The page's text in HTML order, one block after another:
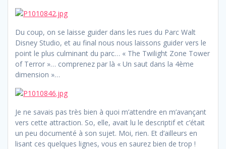
Du coup, on se laisse guider dans les rues du Parc Walt
Disney Studio, et au final nous nous laissons guider vers le
point le plus culminant du parc… « The Twilight Zone Tower
of Terror »… comprenez par là « Un saut dans la 4ème
dimension »…
Je ne savais pas très bien à quoi m’attendre en m’avançant
vers cette attraction. So, elle, avait lu le descriptif et c’était
un peu documenté à son sujet. Moi, rien. Et d’ailleurs en
lisant ces quelques lignes, vous en saurez bien de trop !